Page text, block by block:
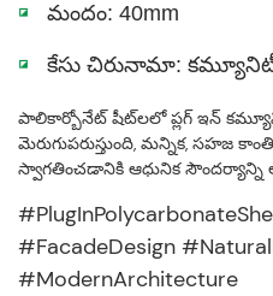
◪ మందం: 40mm
◪ కేసు చిరునామా:
పాలికార్బోనేట్ షీట్‌లలో ప్లగ్ ఇన్
మెరుగుపరుస్తుంది, మన్నిక, సహజ
స్వాగతించడానికి ఆధునిక సౌందర్యాన్ని
#FacadeDesign
#ModernArchitecture